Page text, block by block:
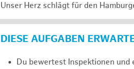
Unser Herz schlägt für den
DIESE AUFGABEN
Du bewertest Inspektionen und